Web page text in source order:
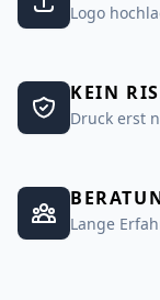
Logo
KEIN
Druck erst
Lange